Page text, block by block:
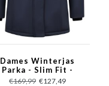
Dames Winterjas
Parka - Slim Fit -
0681BNW - Blauw
€169,99 €127,49